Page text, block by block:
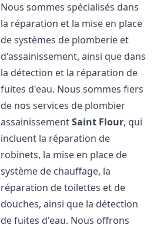
Nous sommes spécialisés dans
la réparation et la mise en place
de systèmes de plomberie et
d'assainissement, ainsi que dans
la détection et la réparation de
fuites d'eau. Nous sommes fiers
de nos services de plombier
assainissementSaint Flour, qui
incluent la réparation de
robinets, la mise en place de
système de chauffage, la
réparation de toilettes et de
douches, ainsi que la détection
de fuites d'eau. Nous offrons